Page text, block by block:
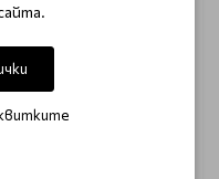
против пъпки JimJams
Pimple Gel 15ml